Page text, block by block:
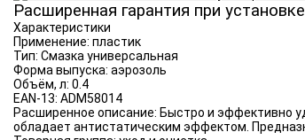
Расширенная гарантия при
Характеристики
Применение: пластик
Тип: Смазка универсальная
Форма выпуска: аэрозоль
Объём, л: 0.4
EAN-13: ADM58014
Расширенное описание: Быстро и эффективно
обладает антистатическим эффектом.